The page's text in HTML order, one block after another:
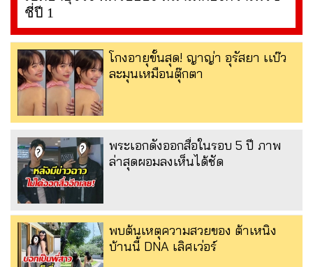
ชี่ปี 1
โกงอายุขั้นสุด! ญาญ่า อุรัสยา เเบ๊ว
ละมุนเหมือนตุ๊กตา
พระเอกดังออกสื่อในรอบ 5 ปี ภาพ
ล่าสุดผอมลงเห็นได้ชัด
พบต้นเหตุความสวยของ ต้าเหนิง
บ้านนี้ DNA เลิศเว่อร์